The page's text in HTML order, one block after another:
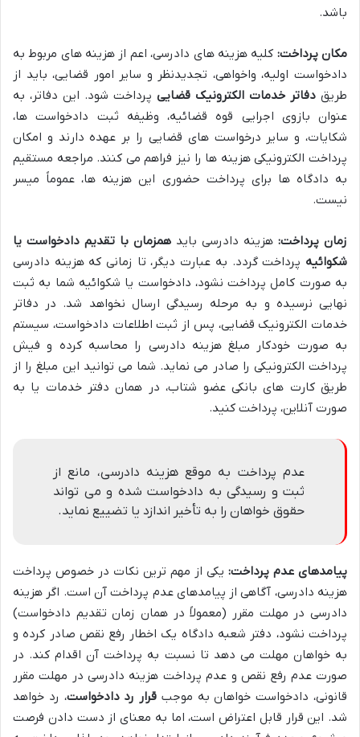
باشد.
مکان پرداخت: کلیه هزینه های دادرسی، اعم از هزینه های مربوط به
دادخواست اولیه، واخواهی، تجدیدنظر و سایر امور قضایی، باید از
طریق دفاتر خدمات الکترونیک قضایی پرداخت شود. این دفاتر، به
عنوان بازوی اجرایی قوه قضائیه، وظیفه ثبت دادخواست ها،
شکایات، و سایر درخواست های قضایی را بر عهده دارند و امکان
پرداخت الکترونیکی هزینه ها را نیز فراهم می کنند. مراجعه مستقیم
به دادگاه ها برای پرداخت حضوری این هزینه ها، عموماً میسر
نیست.
زمان پرداخت: هزینه دادرسی باید همزمان با تقدیم دادخواست یا
شکوائیه پرداخت گردد. به عبارت دیگر، تا زمانی که هزینه دادرسی
به صورت کامل پرداخت نشود، دادخواست یا شکوائیه شما به ثبت
نهایی نرسیده و به مرحله رسیدگی ارسال نخواهد شد. در دفاتر
خدمات الکترونیک قضایی، پس از ثبت اطلاعات دادخواست، سیستم
به صورت خودکار مبلغ هزینه دادرسی را محاسبه کرده و فیش
پرداخت الکترونیکی را صادر می نماید. شما می توانید این مبلغ را از
طریق کارت های بانکی عضو شتاب، در همان دفتر خدمات یا به
صورت آنلاین، پرداخت کنید.
عدم پرداخت به موقع هزینه دادرسی، مانع از
ثبت و رسیدگی به دادخواست شده و می تواند
حقوق خواهان را به تأخیر اندازد یا تضییع نماید.
پیامدهای عدم پرداخت: یکی از مهم ترین نکات در خصوص پرداخت
هزینه دادرسی، آگاهی از پیامدهای عدم پرداخت آن است. اگر هزینه
دادرسی در مهلت مقرر (معمولاً در همان زمان تقدیم دادخواست)
پرداخت نشود، دفتر شعبه دادگاه یک اخطار رفع نقص صادر کرده و
به خواهان مهلت می دهد تا نسبت به پرداخت آن اقدام کند. در
صورت عدم رفع نقص و عدم پرداخت هزینه دادرسی در مهلت مقرر
قانونی، دادخواست خواهان به موجب قرار رد دادخواست، رد خواهد
شد. این قرار قابل اعتراض است، اما به معنای از دست دادن فرصت